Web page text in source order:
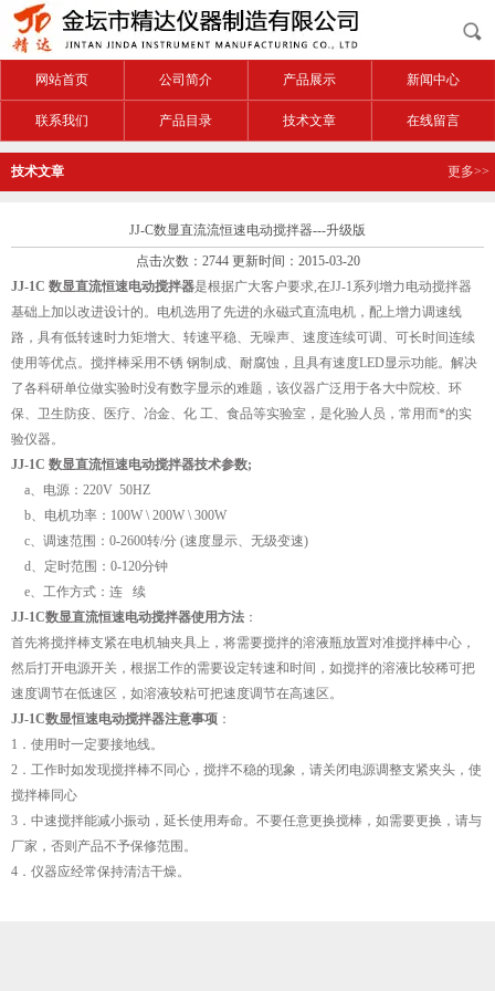
网站首页 公司简介 产品展示 新闻中心
联系我们 产品目录 技术文章 在线留言
技术文章 更多>>
JJ-C数显直流流恒速电动搅拌器---升级版
点击次数：2744 更新时间：2015-03-20
JJ-1C 数显直流恒速电动搅拌器是根据广大客户要求,在JJ-1系列增力电动搅拌器
基础上加以改进设计的。电机选用了先进的永磁式直流电机，配上增力调速线
路，具有低转速时力矩增大、转速平稳、无噪声、速度连续可调、可长时间连续
使用等优点。搅拌棒采用不锈 钢制成、耐腐蚀，且具有速度LED显示功能。解决
了各科研单位做实验时没有数字显示的难题，该仪器广泛用于各大中院校、环
保、卫生防疫、医疗、冶金、化 工、食品等实验室，是化验人员，常用而*的实
验仪器。
JJ-1C 数显直流恒速电动搅拌器技术参数;
a、电源：220V 50HZ
b、电机功率：100W \ 200W \ 300W
c、调速范围：0-2600转/分 (速度显示、无级变速)
d、定时范围：0-120分钟
e、工作方式：连 续
JJ-1C数显直流恒速电动搅拌器使用方法 ：
首先将搅拌棒支紧在电机轴夹具上，将需要搅拌的溶液瓶放置对准搅拌棒中心，
然后打开电源开关，根据工作的需要设定转速和时间，如搅拌的溶液比较稀可把
速度调节在低速区，如溶液较粘可把速度调节在高速区。
JJ-1C数显恒速电动搅拌器注意事项 ：
1．使用时一定要接地线。
2．工作时如发现搅拌棒不同心，搅拌不稳的现象，请关闭电源调整支紧夹头，使
搅拌棒同心
3．中速搅拌能减小振动，延长使用寿命。不要任意更换搅棒，如需要更换，请与
厂家，否则产品不予保修范围。
4．仪器应经常保持清洁干燥。